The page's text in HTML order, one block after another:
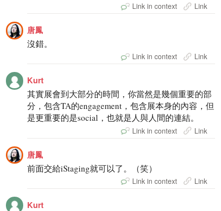
Link in context Link
唐鳳
沒錯。
Link in context Link
Kurt
其實展會到大部分的時間，你當然是幾個重要的部
分，包含TA的engagement，包含展本身的內容，但
是更重要的是social，也就是人與人間的連結。
Link in context Link
唐鳳
前面交給iStaging就可以了。（笑）
Link in context Link
Kurt